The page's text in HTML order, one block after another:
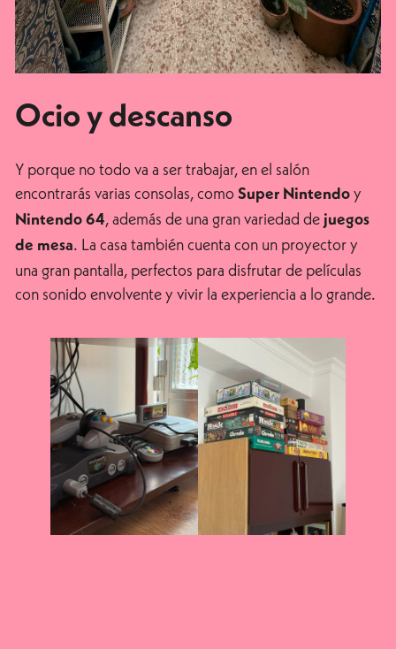
Ocio y descanso
Y porque no todo va a ser trabajar, en el salón
encontrarás varias consolas, como Super Nintendoy
Nintendo 64, además de una gran variedad de juegos
de mesa. La casa también cuenta con un proyector y
una gran pantalla, perfectos para disfrutar de películas
con sonido envolvente y vivir la experiencia a lo grande.